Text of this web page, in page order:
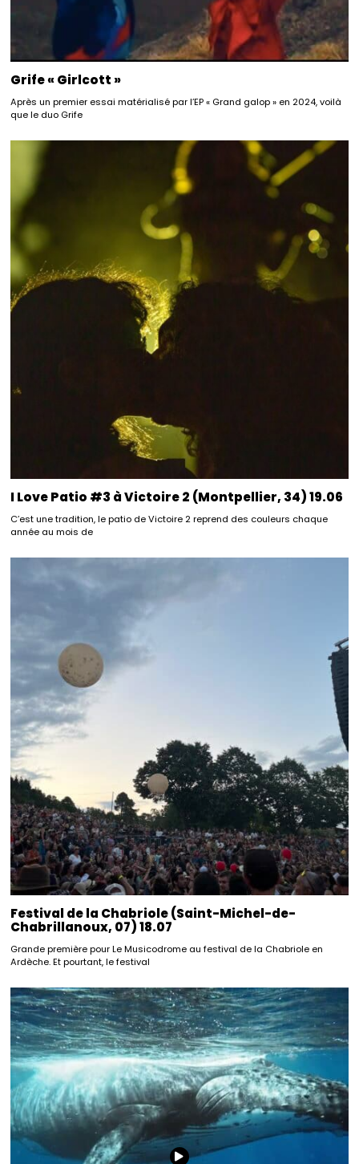
Grife « Girlcott »
Après un premier essai matérialisé par l’EP « Grand galop » en 2024, voilà
que le duo Grife
I Love Patio #3 à Victoire 2 (Montpellier, 34) 19.06
C’est une tradition, le patio de Victoire 2 reprend des couleurs chaque
année au mois de
Festival de la Chabriole (Saint-Michel-de-
Chabrillanoux, 07) 18.07
Grande première pour Le Musicodrome au festival de la Chabriole en
Ardèche. Et pourtant, le festival